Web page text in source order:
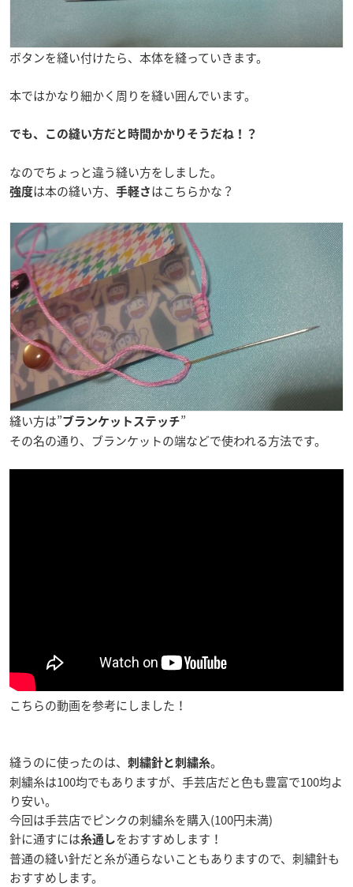
ボタンを縫い付けたら、本体を縫っていきます。
本ではかなり細かく周りを縫い囲んでいます。
でも、この縫い方だと時間かかりそうだね！？
なのでちょっと違う縫い方をしました。
強度は本の縫い方、 手軽さ はこちらかな？
縫い方は”ブランケットステッチ”
その名の通り、ブランケットの端などで使われる方法です。
こちらの動画を参考にしました！
縫うのに使ったのは、 刺繍針と刺繍糸。
刺繍糸は100均でもありますが、手芸店だと色も豊富で100均よ
り安い。
今回は手芸店でピンクの刺繍糸を購入(100円未満)
針に通すには糸通しをおすすめします！
普通の縫い針だと糸が通らないこともありますので、刺繍針も
おすすめします。